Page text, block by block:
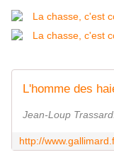
Jean-Loup Trassard.